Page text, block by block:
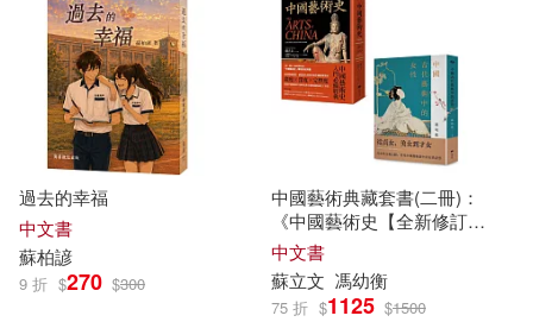
今井哲也(24) 冷成金(24)
南京漫尚文化傳媒有限公司(24)
美國美泰公司(24)
（宋）蘇軾(24)
西安電子科技大學出版社(142)
知識出版社(141)
經濟管理出版社(141)
MTEX(139)
過去的幸福
中文書
蘇柏諺
9 折 $270 $300
中國藝術典藏套書(二冊)：
《中國藝術史【全新修訂
版】》、《中國古代藝術中的
女性》
中文書
蘇立文 馮幼衡
75 折 $1125 $1500